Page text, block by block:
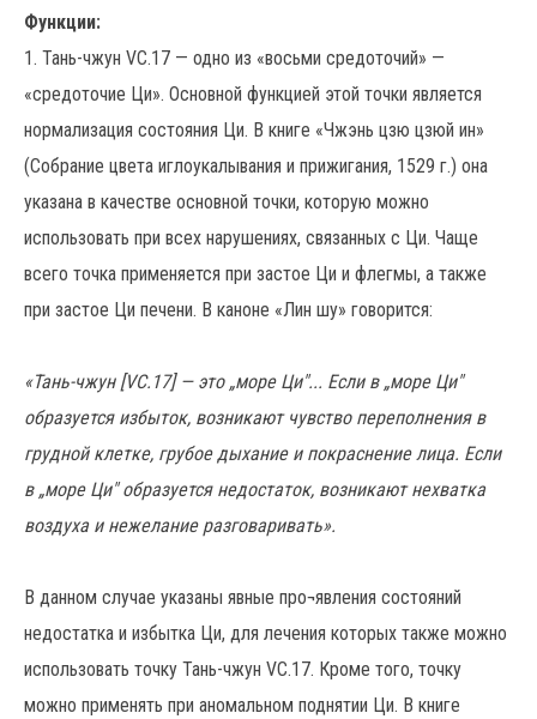
Функции:
1. Тань-чжун VC.17 — одно из «восьми средоточий» —
«средоточие Ци». Основной функцией этой точки является
нормализация состояния Ци. В книге «Чжэнь цзю цзюй ин»
(Собрание цвета иглоукалывания и прижигания, 1529 г.) она
указана в качестве основной точки, которую можно
использовать при всех нарушениях, связанных с Ци. Чаще
всего точка применяется при застое Ци и флегмы, а также
при застое Ци печени. В каноне «Лин шу» говорится:
«Тань-чжун [VC.17] — это „море Ци"... Если в „море Ци"
образуется избыток, возникают чувство переполнения в
грудной клетке, грубое дыхание и покраснение лица. Если
в „море Ци" образуется недостаток, возникают нехватка
воздуха и нежелание разговаривать».
В данном случае указаны явные про¬явления состояний
недостатка и избытка Ци, для лечения которых также можно
использовать точку Тань-чжун VC.17. Кроме того, точку
можно применять при аномальном поднятии Ци. В книге